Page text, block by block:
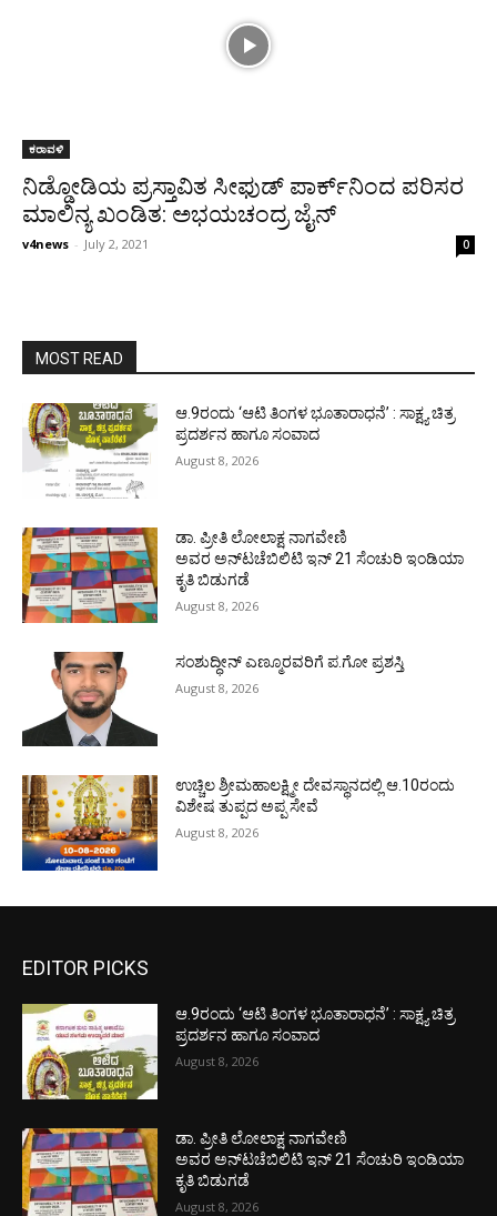
ಕರಾವಳಿ
ನಿಡ್ಡೋಡಿಯ ಪ್ರಸ್ತಾವಿತ ಸೀಫುಡ್ ಪಾರ್ಕ್‌ನಿಂದ ಪರಿಸರ
ಮಾಲಿನ್ಯ ಖಂಡಿತ: ಅಭಯಚಂದ್ರ ಜೈನ್
v4news - July 2, 2021 0
MOST READ
ಆ.9ರಂದು ‘ಆಟಿ ತಿಂಗಳ ಭೂತಾರಾಧನೆ’ : ಸಾಕ್ಷ್ಯ ಚಿತ್ರ
ಪ್ರದರ್ಶನ ಹಾಗೂ ಸಂವಾದ
August 8, 2026
ಡಾ. ಪ್ರೀತಿ ಲೋಲಾಕ್ಷ ನಾಗವೇಣಿ
ಅವರ ಅನ್‌ಟಚೆಬಿಲಿಟಿ ಇನ್ 21 ಸೆಂಚುರಿ ಇಂಡಿಯಾ
ಕೃತಿ ಬಿಡುಗಡೆ
August 8, 2026
ಸಂಶುದ್ಧೀನ್ ಎಣ್ಮೂರವರಿಗೆ ಪ.ಗೋ ಪ್ರಶಸ್ತಿ
August 8, 2026
ಉಚ್ಚಿಲ ಶ್ರೀಮಹಾಲಕ್ಷ್ಮೀ ದೇವಸ್ಥಾನದಲ್ಲಿ ಆ.10ರಂದು
ವಿಶೇಷ ತುಪ್ಪದ ಅಪ್ಪ ಸೇವೆ
August 8, 2026
EDITOR PICKS
ಆ.9ರಂದು ‘ಆಟಿ ತಿಂಗಳ ಭೂತಾರಾಧನೆ’ : ಸಾಕ್ಷ್ಯ ಚಿತ್ರ
ಪ್ರದರ್ಶನ ಹಾಗೂ ಸಂವಾದ
August 8, 2026
ಡಾ. ಪ್ರೀತಿ ಲೋಲಾಕ್ಷ ನಾಗವೇಣಿ
ಅವರ ಅನ್‌ಟಚೆಬಿಲಿಟಿ ಇನ್ 21 ಸೆಂಚುರಿ ಇಂಡಿಯಾ
ಕೃತಿ ಬಿಡುಗಡೆ
August 8, 2026